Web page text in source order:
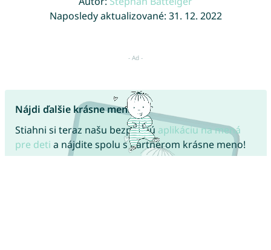
Naposledy aktualizované: 31. 12. 2022
Nájdi ďalšie krásne mená!
Stiahni si teraz našu bezplatnú aplikáciu na mená
pre deti a nájdite spolu s partnerom krásne meno!